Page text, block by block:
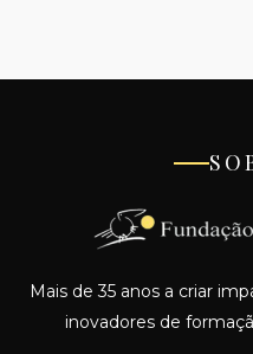
Mais de 35 anos a criar
inovadores de